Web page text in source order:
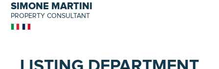
SIMONE MARTINI
PROPERTY CONSULTANT